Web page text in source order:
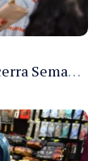
Vigilância sanitária de Manaus encerra Semana da Vigilância com painel para médicos recém-formados e projeto Fiscal Mirim